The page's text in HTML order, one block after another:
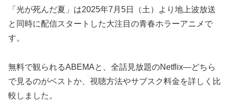
「光が死んだ夏」は2025年7月5日（土）より地上波放送
と同時に配信スタートした大注目の青春ホラーアニメで
す。
無料で観られるABEMAと、全話見放題のNetflix—どちら
で見るのがベストか、視聴方法やサブスク料金を詳しく比
較しました。